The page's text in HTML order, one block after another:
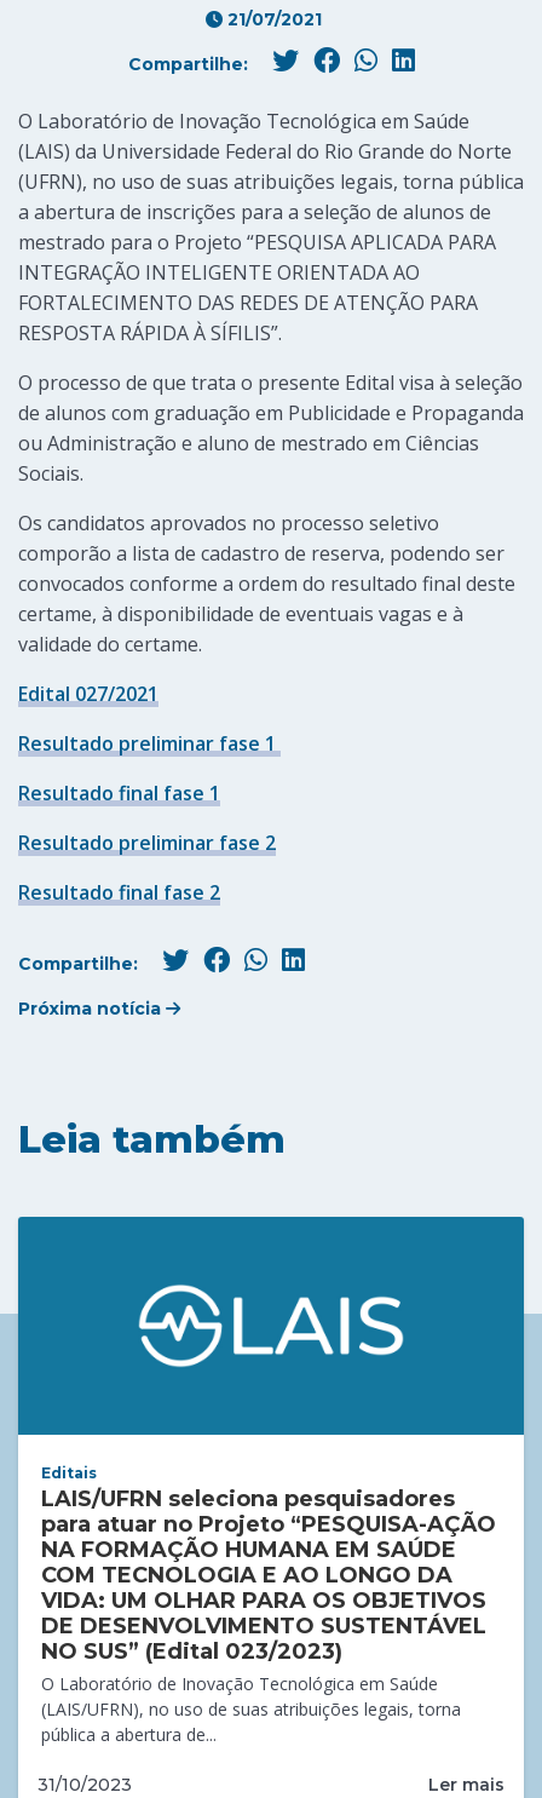
21/07/2021
Compartilhe:
O Laboratório de Inovação Tecnológica em Saúde
(LAIS) da Universidade Federal do Rio Grande do Norte
(UFRN), no uso de suas atribuições legais, torna pública
a abertura de inscrições para a seleção de alunos de
mestrado para o Projeto “PESQUISA APLICADA PARA
INTEGRAÇÃO INTELIGENTE ORIENTADA AO
FORTALECIMENTO DAS REDES DE ATENÇÃO PARA
RESPOSTA RÁPIDA À SÍFILIS”.
O processo de que trata o presente Edital visa à seleção
de alunos com graduação em Publicidade e Propaganda
ou Administração e aluno de mestrado em Ciências
Sociais.
Os candidatos aprovados no processo seletivo
comporão a lista de cadastro de reserva, podendo ser
convocados conforme a ordem do resultado final deste
certame, à disponibilidade de eventuais vagas e à
validade do certame.
Edital 027/2021
Resultado preliminar fase 1
Resultado final fase 1
Resultado preliminar fase 2
Resultado final fase 2
Compartilhe:
Próxima notícia
Leia também
Editais
LAIS/UFRN seleciona pesquisadores
para atuar no Projeto “PESQUISA-AÇÃO
NA FORMAÇÃO HUMANA EM SAÚDE
COM TECNOLOGIA E AO LONGO DA
VIDA: UM OLHAR PARA OS OBJETIVOS
DE DESENVOLVIMENTO SUSTENTÁVEL
NO SUS” (Edital 023/2023)
O Laboratório de Inovação Tecnológica em Saúde
(LAIS/UFRN), no uso de suas atribuições legais, torna
pública a abertura de...
31/10/2023 Ler mais